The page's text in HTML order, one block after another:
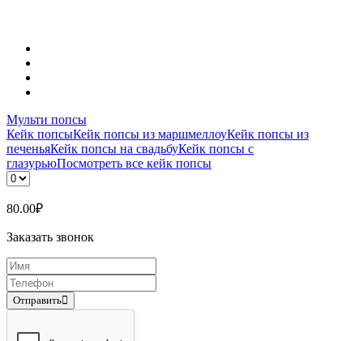
Мульти попсы
Кейк попсыКейк попсы из маршмеллоуКейк попсы из
печеньяКейк попсы на свадьбуКейк попсы с
глазурьюПосмотреть все кейк попсы
80.00₽
Заказать звонок
Отправить